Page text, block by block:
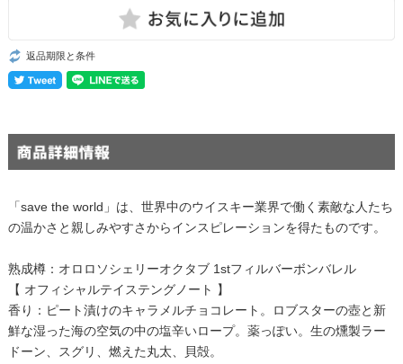
返品期限と条件
「save the world」は、世界中のウイスキー業界で働く素敵な人たち
の温かさと親しみやすさからインスピレーションを得たものです。
熟成樽：オロロソシェリーオクタブ 1stフィルバーボンバレル
【 オフィシャルテイステングノート 】
香り：ピート漬けのキャラメルチョコレート。ロブスターの壺と新
鮮な湿った海の空気の中の塩辛いロープ。薬っぽい。生の燻製ラー
ドーン、スグリ、燃えた丸太、貝殻。